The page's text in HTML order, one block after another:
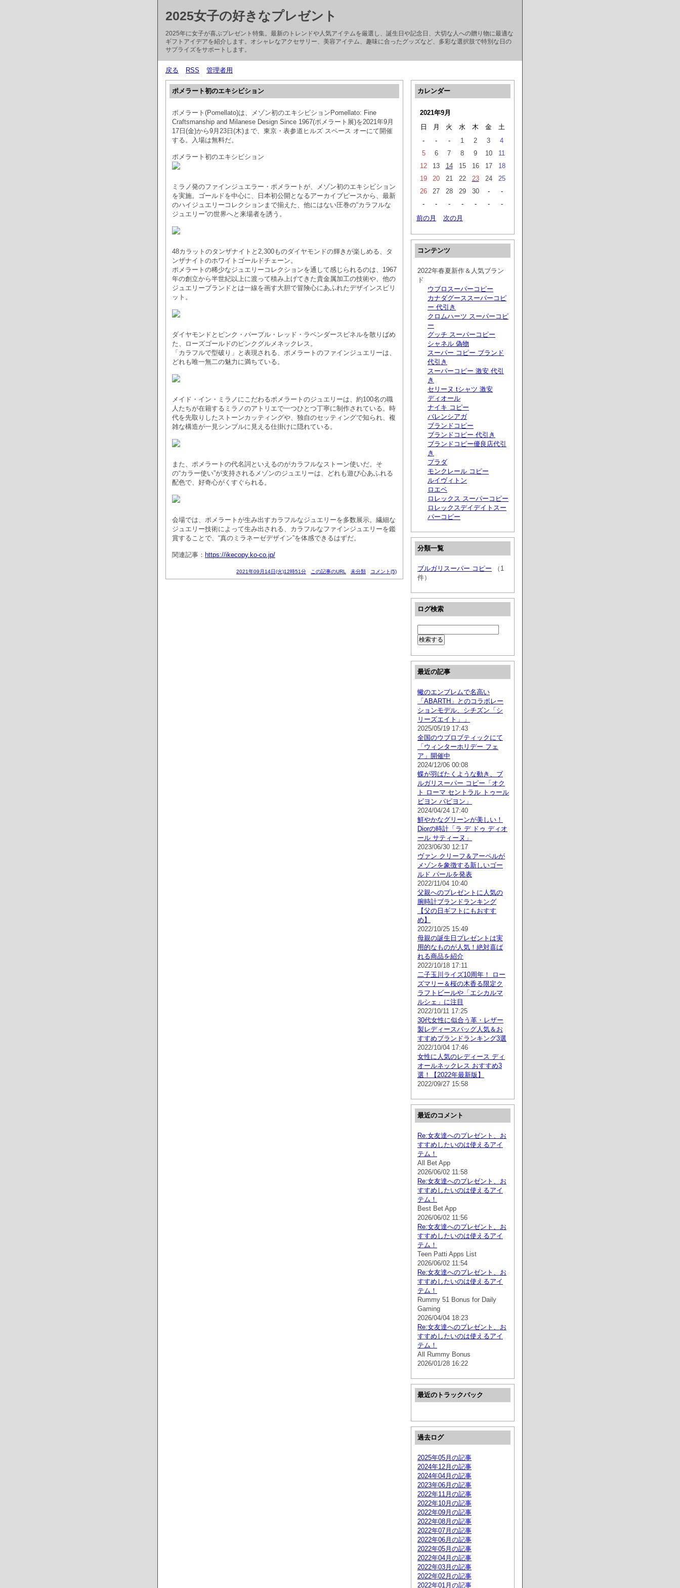
2025女子の好きなプレゼント
2025年に女子が喜ぶプレゼント特集。最新のトレンドや人気アイテムを厳選し、誕生日や記念日、大切な人への贈り物に最適な
ギフトアイデアを紹介します。オシャレなアクセサリー、美容アイテム、趣味に合ったグッズなど、多彩な選択肢で特別な日の
サプライズをサポートします。
戻る RSS 管理者用
ポメラート初のエキシビション
ポメラート(Pomellato)は、メゾン初のエキシビションPomellato: Fine
Craftsmanship and Milanese Design Since 1967(ポメラート展)を2021年9月
17日(金)から9月23日(木)まで、東京・表参道ヒルズ スペース オーにて開催
する。入場は無料だ。
ポメラート初のエキシビション
ミラノ発のファインジュエラー・ポメラートが、メゾン初のエキシビション
を実施。ゴールドを中心に、日本初公開となるアーカイブピースから、最新
のハイジュエリーコレクションまで揃えた、他にはない圧巻の“カラフルな
ジュエリー”の世界へと来場者を誘う。
48カラットのタンザナイトと2,300ものダイヤモンドの輝きが楽しめる、タ
ンザナイトのホワイトゴールドチェーン。
ポメラートの稀少なジュエリーコレクションを通して感じられるのは、1967
年の創立から半世紀以上に渡って積み上げてきた貴金属加工の技術や、他の
ジュエリーブランドとは一線を画す大胆で冒険心にあふれたデザインスピリ
ット。
ダイヤモンドとピンク・パープル・レッド・ラベンダースピネルを散りばめ
た、ローズゴールドのピンクグルメネックレス。
「カラフルで型破り」と表現される、ポメラートのファインジュエリーは、
どれも唯一無二の魅力に満ちている。
メイド・イン・ミラノにこだわるポメラートのジュエリーは、約100名の職
人たちが在籍するミラノのアトリエで一つひとつ丁寧に制作されている。時
代を先取りしたストーンカッティングや、独自のセッティングで知られ、複
雑な構造が一見シンプルに見える仕掛けに隠れている。
また、ポメラートの代名詞といえるのがカラフルなストーン使いだ。そ
の“カラー使い”が支持されるメゾンのジュエリーは、どれも遊び心あふれる
配色で、好奇心がくすぐられる。
会場では、ポメラートが生み出すカラフルなジュエリーを多数展示。繊細な
ジュエリー技術によって生み出される、カラフルなファインジュエリーを鑑
賞することで、“真のミラネーゼデザイン”を体感できるはずだ。
関連記事： https://ikecopy.ko-co.jp/
2021年09月14日(火)12時51分 この記事のURL 未分類 コメント(5)
カレンダー
2021年9月
日
月 火 水 木 金
土
-
- - 1 2 3
4
5
6 7 8 9 10
11
12
13 14 15 16 17
18
19
20 21 22 23 24
25
26
27 28 29 30 -
-
-
- - - - -
-
前の月
次の月
コンテンツ
2022年春夏新作＆人気ブラン
ド
ウブロスーパーコピー
カナダグーススーパーコピ
ー 代引き
クロムハーツ スーパーコピ
ー
グッチ スーパーコピー
シャネル 偽物
スーパー コピー ブランド
代引き
スーパーコピー 激安 代引
き
セリーヌ tシャツ 激安
ディオール
ナイキ コピー
バレンシアガ
ブランドコピー
ブランドコピー 代引き
ブランドコピー優良店代引
き
プラダ
モンクレール コピー
ルイヴィトン
ロエベ
ロレックス スーパーコピー
ロレックスデイデイトスー
パーコピー
分類一覧
ブルガリスーパー コピー （1
件）
ログ検索
最近の記事
蠍のエンブレムで名高い
「ABARTH」とのコラボレー
ションモデル、シチズン「シ
リーズエイト」」
2025/05/19 17:43
全国のウブロブティックにて
「ウィンターホリデー フェ
ア」開催中
2024/12/06 00:08
蝶が羽ばたくような動き、ブ
ルガリスーパー コピー「オク
ト ローマ セントラル トゥール
ビヨン パピヨン」
2024/04/24 17:40
鮮やかなグリーンが美しい！
Diorの時計「ラ デ ドゥ ディオ
ール サティーヌ」
2023/06/30 12:17
ヴァン クリーフ＆アーペルが
メゾンを象徴する新しいゴー
ルド パールを発表
2022/11/04 10:40
父親へのプレゼントに人気の
腕時計ブランドランキング
【父の日ギフトにもおすす
め】
2022/10/25 15:49
母親の誕生日プレゼントは実
用的なものが人気！絶対喜ば
れる商品を紹介
2022/10/18 17:11
二子玉川ライズ10周年！ ロー
ズマリー＆桜の木香る限定ク
ラフトビールや「エシカルマ
ルシェ」に注目
2022/10/11 17:25
30代女性に似合う革・レザー
製レディースバッグ人気＆お
すすめブランドランキング3選
2022/10/04 17:46
女性に人気のレディース ディ
オールネックレス おすすめ3
選！【2022年最新版】
2022/09/27 15:58
最近のコメント
Re:女友達へのプレゼント、お
すすめしたいのは使えるアイ
テム！
All Bet App
2026/06/02 11:58
Re:女友達へのプレゼント、お
すすめしたいのは使えるアイ
テム！
Best Bet App
2026/06/02 11:56
Re:女友達へのプレゼント、お
すすめしたいのは使えるアイ
テム！
Teen Patti Apps List
2026/06/02 11:54
Re:女友達へのプレゼント、お
すすめしたいのは使えるアイ
テム！
Rummy 51 Bonus for Daily
Gaming
2026/04/04 18:23
Re:女友達へのプレゼント、お
すすめしたいのは使えるアイ
テム！
All Rummy Bonus
2026/01/28 16:22
最近のトラックバック
過去ログ
2025年05月の記事
2024年12月の記事
2024年04月の記事
2023年06月の記事
2022年11月の記事
2022年10月の記事
2022年09月の記事
2022年08月の記事
2022年07月の記事
2022年06月の記事
2022年05月の記事
2022年04月の記事
2022年03月の記事
2022年02月の記事
2022年01月の記事